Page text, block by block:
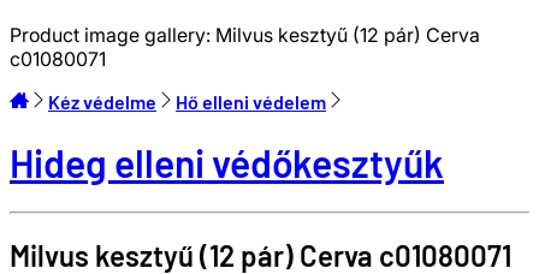
Product image gallery: Milvus kesztyű (12 pár) Cerva
c01080071
Kéz védelme Hő elleni védelem
Hideg elleni védőkesztyűk
Milvus kesztyű (12 pár) Cerva c01080071